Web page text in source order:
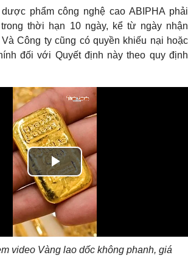
phẩm công nghệ cao ABIPHA phải
thời hạn 10 ngày, kể từ ngày nhận
Công ty cũng có quyền khiếu nại hoặc
đối với Quyết định này theo quy định
Play
Video
video Vàng lao dốc không phanh, giá